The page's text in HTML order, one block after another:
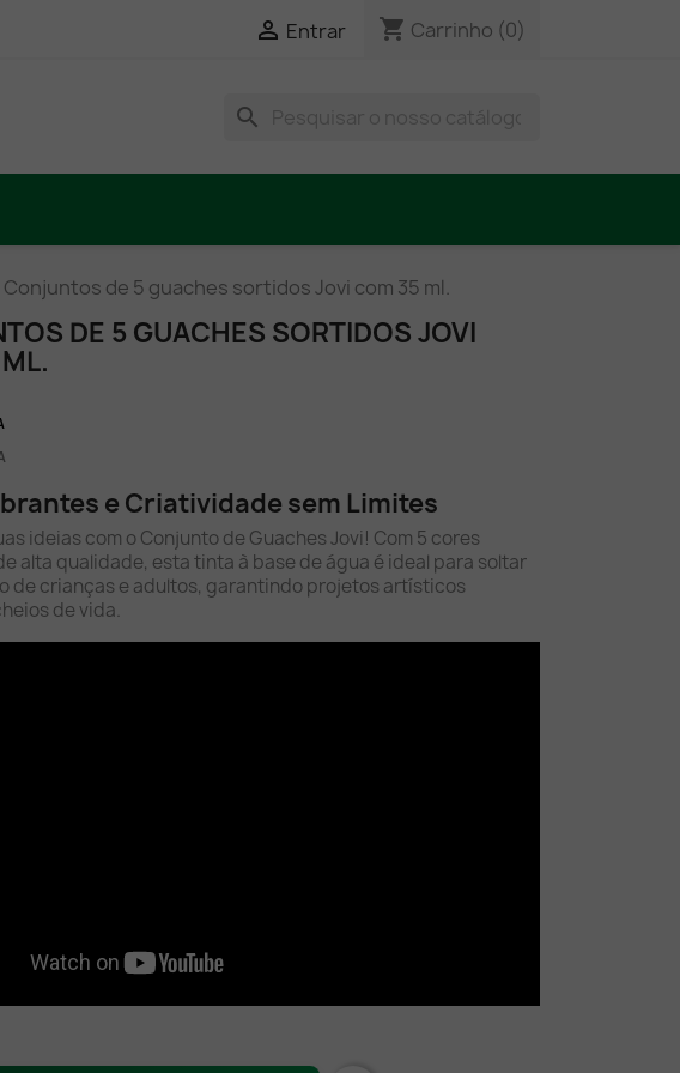
 Entrar shopping_cart Carrinho (0)
search
Conjuntos de 5 guaches sortidos Jovi com 35 ml.
DE 5 GUACHES SORTIDOS JOVI
e Criatividade sem Limites
ideias com o Conjunto de Guaches Jovi! Com 5 cores
alta qualidade, esta tinta à base de água é ideal para soltar
de crianças e adultos, garantindo projetos artísticos
de vida.